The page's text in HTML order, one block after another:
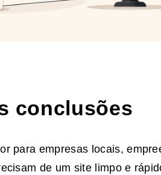
conclusões
para empresas locais,
de um site limpo e